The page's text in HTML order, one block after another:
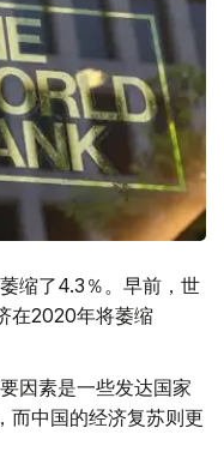
缩了4.3％。早前，世
在2020年将萎缩
因素是一些发达国家
而中国的经济复苏则更